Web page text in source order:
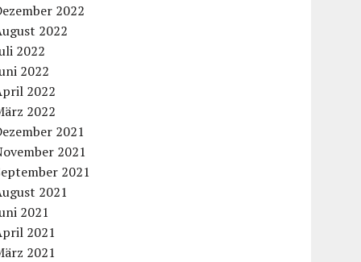
2022
2022
2022
2022
2022
2022
2021
2021
2021
2021
2021
2021
2021